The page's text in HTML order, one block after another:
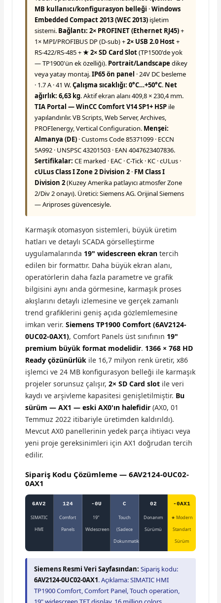
MB kullanıcı/konfigurasyon belleği ·Windows
Embedded Compact 2013 (WEC 2013) işletim
sistemi. Bağlantı: 2× PROFINET (Ethernet RJ45)+
1× MPI/PROFIBUS DP (D-sub) +2× USB 2.0 Host+
RS-422/RS-485 +★ 2× SD Card Slot(TP1500'de yok
— TP1900'ün ek özelliği). Portrait/Landscapedikey
veya yatay montaj.IP65 ön panel · 24V DC besleme
· 1.7 A · 41 W.Çalışma sıcaklığı: 0°C…+50°C. Net
ağırlık: 6,63 kg. Aktif ekran alanı 409,8 × 230,4 mm.
TIA Portal — WinCC Comfort V14 SP1+ HSP ile
yapılandırılır. VB Scripts, Web Server, Archives,
PROFIenergy, Vertical Configuration. Menşei:
Almanya (DE) · Customs Code 85371099 · ECCN
5A992 · UNSPSC 43201503 · EAN 4047623407836.
Sertifikalar: CE marked · EAC · C-Tick · KC · cULus ·
cULus Class I Zone 2 Division 2 · FM Class I
Division 2(Kuzey Amerika patlayıcı atmosfer Zone
2/Div 2 onayı). Üretici: Siemens AG. Orijinal Siemens
— Ariproses güvencesiyle.
Karmaşık otomasyon sistemleri, büyük üretim
hatları ve detaylı SCADA görselleştirme
uygulamalarında 19" widescreen ekran tercih
edilen bir formattır. Daha büyük ekran alanı,
operatörlerin daha fazla parametre ve grafik
bilgisini aynı anda görmesine, karmaşık proses
akışlarını detaylı izlemesine ve gerçek zamanlı
trend grafiklerini geniş açıda gözlemlemesine
imkan verir. Siemens TP1900 Comfort (6AV2124-
0UC02-0AX1), Comfort Panels üst sınıfının 19"
premium büyük format modelidir. 1366 × 768 HD
Ready çözünürlük ile 16,7 milyon renk üretir, x86
işlemci ve 24 MB konfigurasyon belleği ile karmaşık
projeler sorunsuz çalışır, 2× SD Card slot ile veri
kaydı ve arşivleme kapasitesi genişletilmiştir. Bu
sürüm — AX1 — eski AX0'ın halefidir (AX0, 01
Temmuz 2022 itibariyle üretimden kaldırıldı).
Mevcut AX0 panellerinin yedek parça ihtiyacı veya
yeni proje gereksinimleri için AX1 doğrudan tercih
edilir.
Sipariş Kodu Çözümleme — 6AV2124-0UC02-
0AX1
6AV2
SIMATIC
HMI
124
Comfort
Panels
-0U
19"
Widescreen
C
Touch
(Sadece
Dokunmatik)
02
Donanım
Sürümü
-0AX1
★ Modern
Standart
Sürüm
Siemens Resmi Veri Sayfasından: Sipariş kodu:
6AV2124-0UC02-0AX1. Açıklama: SIMATIC HMI
TP1900 Comfort, Comfort Panel, Touch operation,